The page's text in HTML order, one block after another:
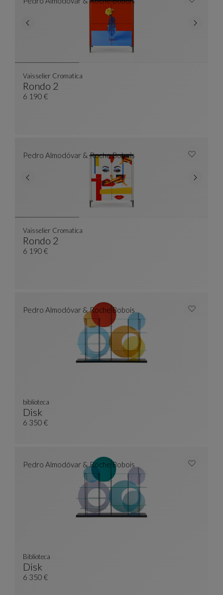
Rondo 2
Vaisselier Cromatica
Ver Descripción Completa
Vaisselier Cromatica
6 190 €
Pedro Almodóvar & Roche Bobois
Rondo 2
Vaisselier Cromatica
Ver Descripción Completa
Vaisselier Cromatica
6 190 €
Pedro Almodóvar & Roche Bobois
Disk
Biblioteca
Ver Descripción Completa
biblioteca
6 350 €
Pedro Almodóvar & Roche Bobois
Disk
Biblioteca
Ver Descripción Completa
Biblioteca
6 350 €